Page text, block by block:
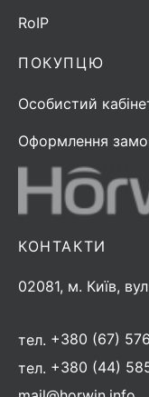
КОНТАКТИ
02081, м. Київ,
тел. +380 (67)
тел. +380 (44)
RoIP
ПОКУПЦЮ
Особистий
Оформлення